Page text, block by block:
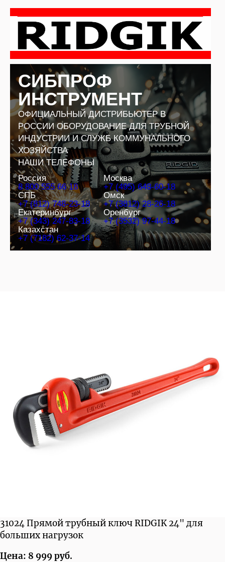
Перейти
содержимому
СИБПРОФ
ИНСТРУМЕНТ
ОФИЦИАЛЬНЫЙ ДИСТРИБЬЮТЕР В
РОССИИ ОБОРУДОВАНИЕ ДЛЯ ТРУБНОЙ
ИНДУСТРИИ И СЛУЖБ КОММУНАЛЬНОГО
ХОЗЯЙСТВА
НАШИ ТЕЛЕФОНЫ
Россия
8 800 555 66 18
Москва
+7 (495) 648-60-18
СПБ
+7 (812) 748-23-18
Омск
+7 (3812) 28-26-18
Екатеринбург
+7 (343) 247-83-18
Оренбург
+7 (3532) 97-44-18
Казахстан
+7 (7182) 62-37-14
31024 Прямой трубный ключ RIDGIK 24" для
больших нагрузок
Цена: 8 999 руб.